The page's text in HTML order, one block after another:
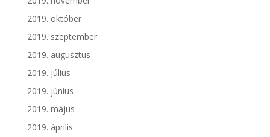
2019. október
2019. szeptember
2019. augusztus
2019. július
2019. június
2019. május
2019. április